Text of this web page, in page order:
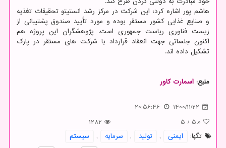
هاشم پور اشاره کرد: این شرکت در مرکز رشد انستیتو تحقیقات تغذیه
و صنایع غذایی کشور مستقر بوده و مورد تأیید صندوق پشتیبانی از
زیست فناوری ریاست جمهوری است. پژوهشگران این پروژه هم
اکنون جلساتی جهت انعقاد قرارداد با شرکت های مستقر در پارک
تشکیل داده اند.
منبع: اسمارت كاور
1400/11/22
20:56:46
5.0
/
5
1282
تگها:
ایمنی , تولید , سرمایه ,
سیستم